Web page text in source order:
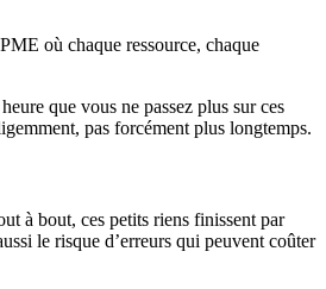
où chaque ressource, chaque
que vous ne passez plus sur ces
pas forcément plus longtemps.
à bout, ces petits riens finissent par
le risque d’erreurs qui peuvent coûter